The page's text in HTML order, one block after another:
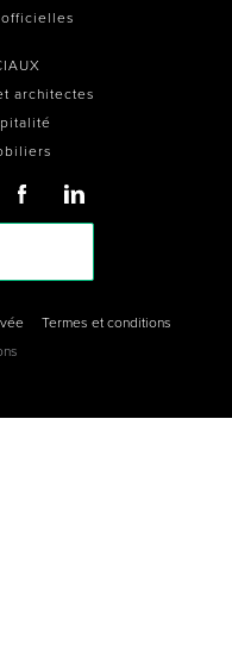
architectes
Termes et conditions